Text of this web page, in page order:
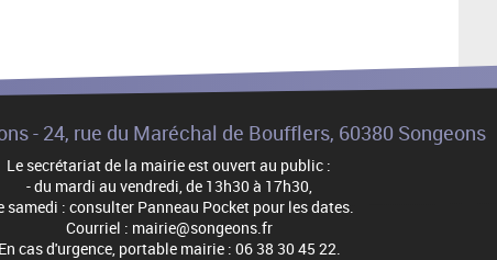
- 24, rue du Maréchal de Boufflers, 60380 Songeons
Le secrétariat de la mairie est ouvert au public :
- du mardi au vendredi, de 13h30 à 17h30,
samedi : consulter Panneau Pocket pour les dates.
Courriel : mairie@songeons.fr
En cas d'urgence, portable mairie : 06 38 30 45 22.